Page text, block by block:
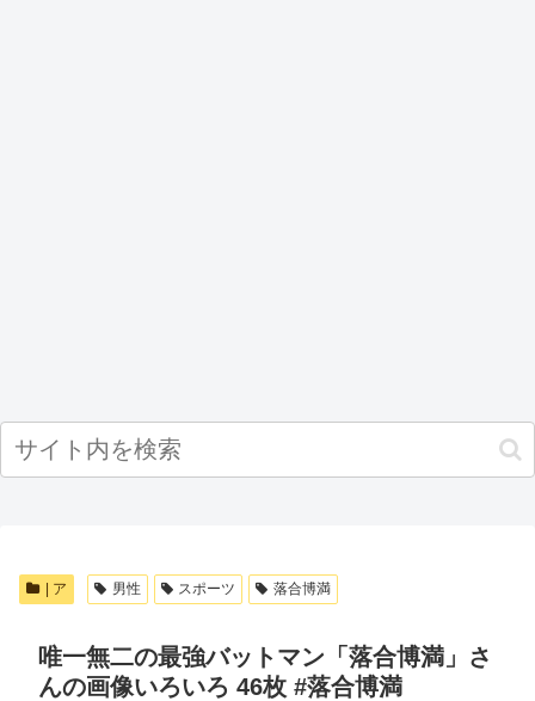
| ア 男性 スポーツ 落合博満
唯一無二の最強バットマン「落合博満」さ
んの画像いろいろ 46枚 #落合博満